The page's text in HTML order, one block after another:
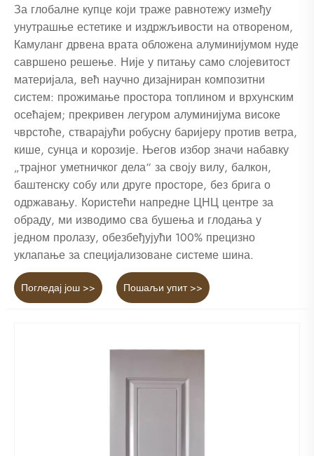
За глобалне купце који траже равнотежу између
унутрашње естетике и издржљивости на отвореном,
Камуланг дрвена врата обложена алуминијумом нуде
савршено решење. Није у питању само слојевитост
материјала, већ научно дизајниран композитни
систем: прожимање простора топлином и врхунским
осећајем; прекривен легуром алуминијума високе
чврстоће, стварајући робусну баријеру против ветра,
кише, сунца и корозије. Његов избор значи набавку
„трајног уметничког дела“ за своју вилу, балкон,
баштенску собу или друге просторе, без брига о
одржавању. Користећи напредне ЦНЦ центре за
обраду, ми изводимо сва бушења и глодања у
једном пролазу, обезбеђујући 100% прецизно
уклапање за специјализоване системе шина.
Погледај још >> Пошаљи упит >>